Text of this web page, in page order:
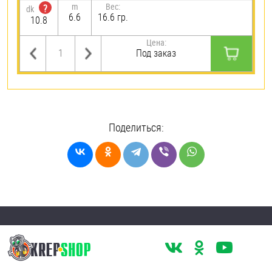
dk
?
10.8
m
6.6
Вес:
16.6 гр.
Цена:
Под заказ
Поделиться: